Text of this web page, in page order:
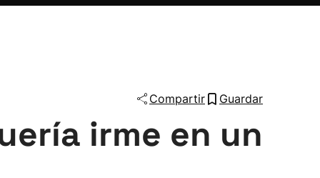
Compartir Guardar
irme en un